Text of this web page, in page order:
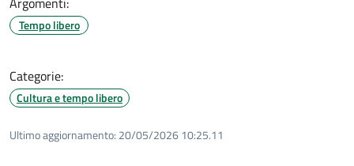
Tempo libero
Categorie:
Cultura e tempo libero
Ultimo aggiornamento: 20/05/2026 10:25.11